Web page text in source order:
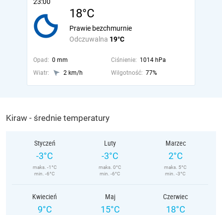
18°C
Odczuwalna 19°C
Prawie bezchmurnie
Opad: 0 mm Ciśnienie: 1014 hPa
Wiatr:
2 km/h Wilgotność: 77%
Kiraw - średnie temperatury
Styczeń
-3°C
maks. -1°C
min. -6°C
Luty
-3°C
maks. 0°C
min. -6°C
Marzec
2°C
maks. 5°C
min. -3°C
Kwiecień
9°C
Maj
15°C
Czerwiec
18°C